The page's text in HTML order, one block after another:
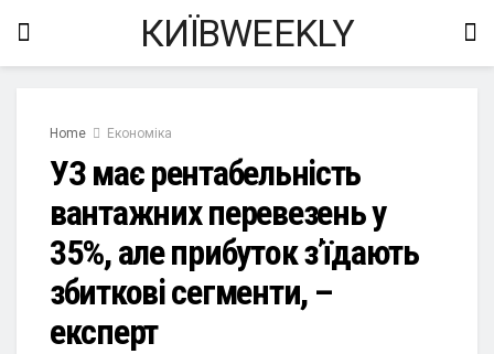
КИЇВWEEKLY
Home Економіка
УЗ має рентабельність
вантажних перевезень у
35%, але прибуток з’їдають
збиткові сегменти, –
експерт